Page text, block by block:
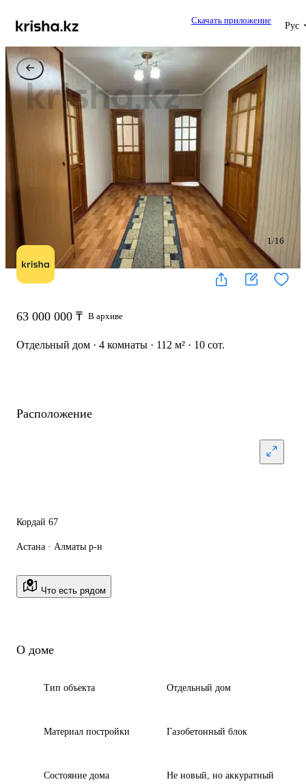
Скачать приложение
Рус
1/16
63 000 000 ₸ В архиве
Отдельный дом · 4 комнаты · 112 м² · 10 сот.
Расположение
Кордай 67
Астана · Алматы р-н
Что есть рядом
О доме
Тип объекта Отдельный дом
Материал постройки Газобетонный блок
Состояние дома
Не новый, но аккуратный